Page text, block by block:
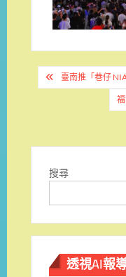
文
章
覽
臺南推「巷仔
搜尋
透視AI報